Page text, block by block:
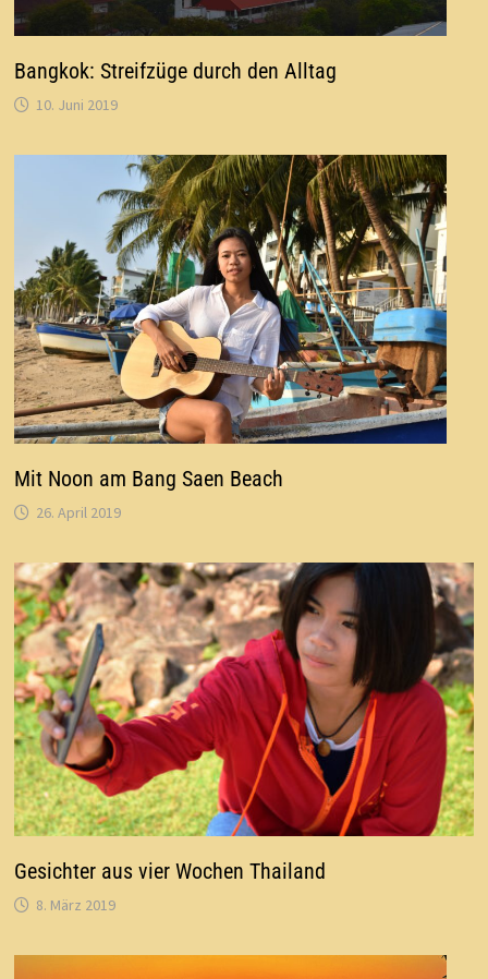
Bangkok: Streifzüge durch den Alltag
10. Juni 2019
Mit Noon am Bang Saen Beach
26. April 2019
Gesichter aus vier Wochen Thailand
8. März 2019